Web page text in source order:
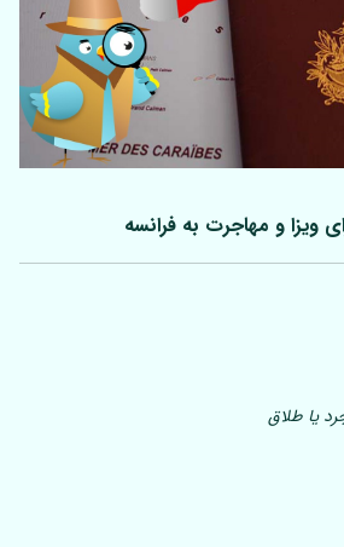
ویزا و مهاجرت به فرانسه
یا طلاق